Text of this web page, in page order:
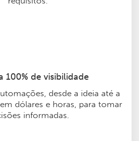
100% de visibilidade
desde a ideia até a
dólares e horas, para tomar
informadas.